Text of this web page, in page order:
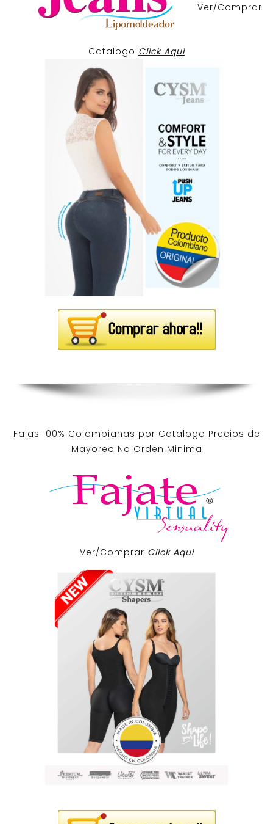
Ver/Comprar
Catalogo Click Aqui
Fajas 100% Colombianas por Catalogo Precios de
Mayoreo No Orden Minima
Ver/Comprar Click Aqui